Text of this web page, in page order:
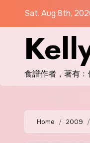
Sat. Aug 8th,
食譜作者，著有
Home 2009